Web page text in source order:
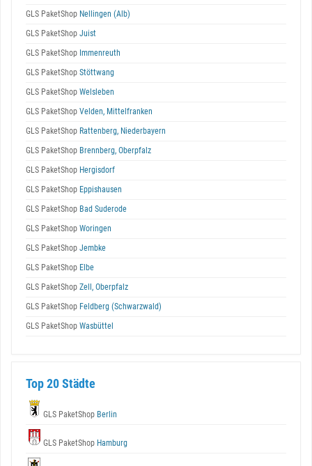
GLS PaketShop Nellingen (Alb)
GLS PaketShop Juist
GLS PaketShop Immenreuth
GLS PaketShop Stöttwang
GLS PaketShop Welsleben
GLS PaketShop Velden, Mittelfranken
GLS PaketShop Rattenberg, Niederbayern
GLS PaketShop Brennberg, Oberpfalz
GLS PaketShop Hergisdorf
GLS PaketShop Eppishausen
GLS PaketShop Bad Suderode
GLS PaketShop Woringen
GLS PaketShop Jembke
GLS PaketShop Elbe
GLS PaketShop Zell, Oberpfalz
GLS PaketShop Feldberg (Schwarzwald)
GLS PaketShop Wasbüttel
Top 20 Städte
GLS PaketShop Berlin
GLS PaketShop Hamburg